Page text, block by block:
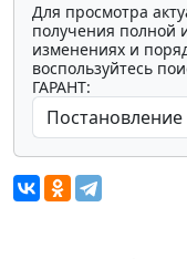
Для просмотра
получения полной
изменениях и
воспользуйтесь
ГАРАНТ: